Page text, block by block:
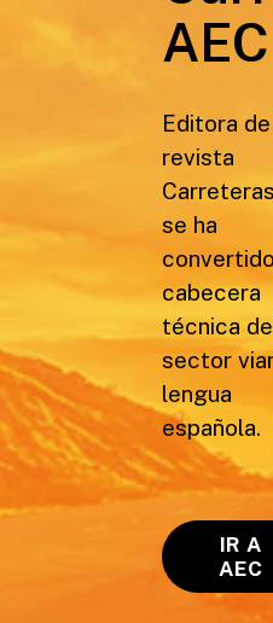
AEC
Editora
revista
se ha
cabecera
técnica
sector
lengua
española.
IR A
AEC